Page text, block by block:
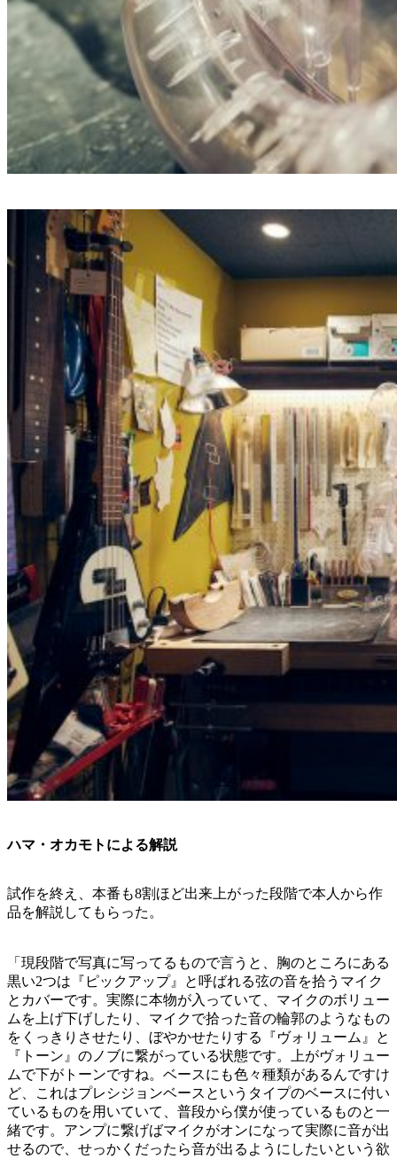
ハマ・オカモトによる解説
試作を終え、本番も8割ほど出来上がった段階で本人から作
品を解説してもらった。
「現段階で写真に写ってるもので言うと、胸のところにある
黒い2つは『ピックアップ』と呼ばれる弦の音を拾うマイク
とカバーです。実際に本物が入っていて、マイクのボリュー
ムを上げ下げしたり、マイクで拾った音の輪郭のようなもの
をくっきりさせたり、ぼやかせたりする『ヴォリューム』と
『トーン』のノブに繋がっている状態です。上がヴォリュー
ムで下がトーンですね。ベースにも色々種類があるんですけ
ど、これはプレシジョンベースというタイプのベースに付い
ているものを用いていて、普段から僕が使っているものと一
緒です。アンプに繋げばマイクがオンになって実際に音が出
せるので、せっかくだったら音が出るようにしたいという欲